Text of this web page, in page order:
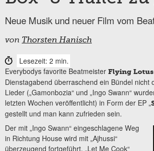
Neue Musik und neuer Film vom
von Thorsten Hanisch
Lesezeit: 2 min.
Everybodys favorite Beatmeister Flying Lotus
Dienstagabend überraschend ein Bündel nicht
Lieder („Gamonbozia“ und „Ingo Swann“
letzten Wochen veröffentlicht) in Form der EP „
gestellt und man kann zufrieden sein.
Der mit „Ingo Swann“ eingeschlagene Weg
in Richtung House wird mit „Ajhussi“
überzeugend fortgeführt, „Let Me Cook“